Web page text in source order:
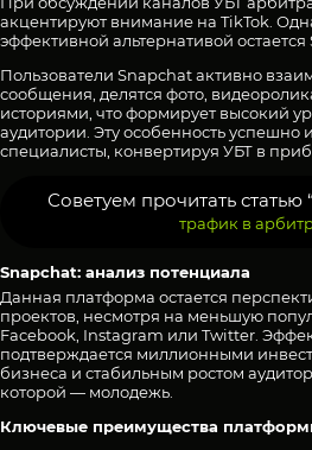
акцентируют внимание на TikTok.
эффективной альтернативой остается
Пользователи Snapchat активно
сообщения, делятся фото,
историями, что формирует высокий
аудитории. Эту особенность
специалисты, конвертируя УБТ в
Советуем прочитать статью “
трафик в
Snapchat: анализ потенциала
Данная платформа остается
проектов, несмотря на меньшую
Facebook, Instagram или Twitter.
подтверждается миллионными
бизнеса и стабильным ростом
которой — молодежь.
Ключевые преимущества